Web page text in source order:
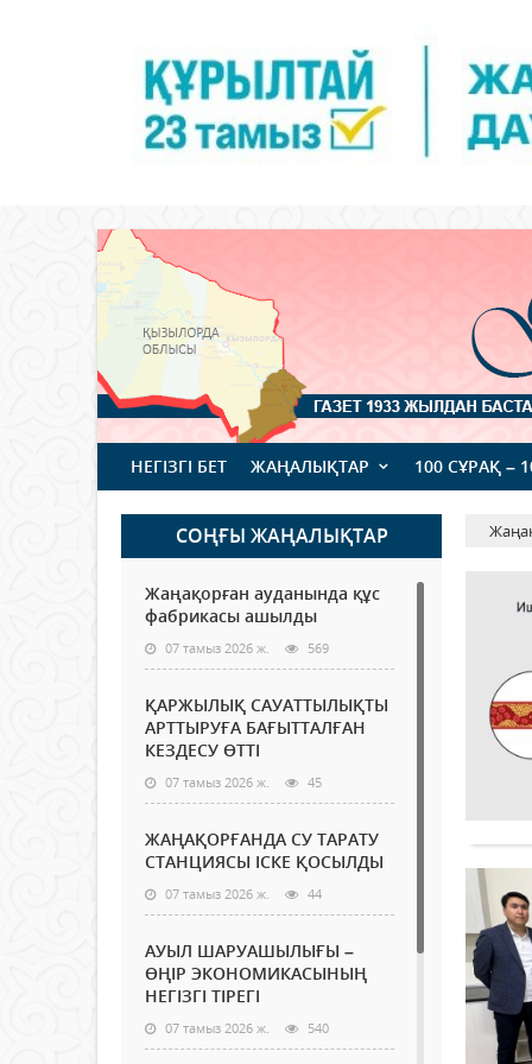
НЕГІЗГІ БЕТ ЖАҢАЛЫҚТАР 100 СҰРАҚ –
СОҢҒЫ ЖАҢАЛЫҚТАР
Жаңақорған ауданында құс
фабрикасы ашылды
07 тамыз 2026 ж. 569
ҚАРЖЫЛЫҚ САУАТТЫЛЫҚТЫ
АРТТЫРУҒА БАҒЫТТАЛҒАН
КЕЗДЕСУ ӨТТІ
07 тамыз 2026 ж. 45
ЖАҢАҚОРҒАНДА СУ ТАРАТУ
СТАНЦИЯСЫ ІСКЕ ҚОСЫЛДЫ
07 тамыз 2026 ж. 44
АУЫЛ ШАРУАШЫЛЫҒЫ –
ӨҢІР ЭКОНОМИКАСЫНЫҢ
НЕГІЗГІ ТІРЕГІ
07 тамыз 2026 ж. 540